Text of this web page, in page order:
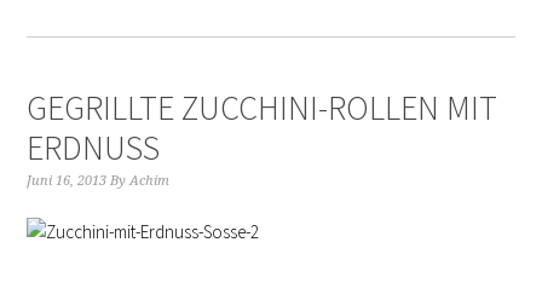
GEGRILLTE ZUCCHINI-ROLLEN MIT
ERDNUSS
Juni 16, 2013 ByAchim